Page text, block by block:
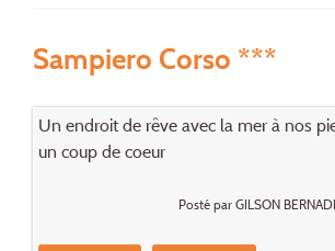
Sampiero Corso ***
Un endroit de rêve avec la mer à nos
un coup de coeur
Posté par GILSON